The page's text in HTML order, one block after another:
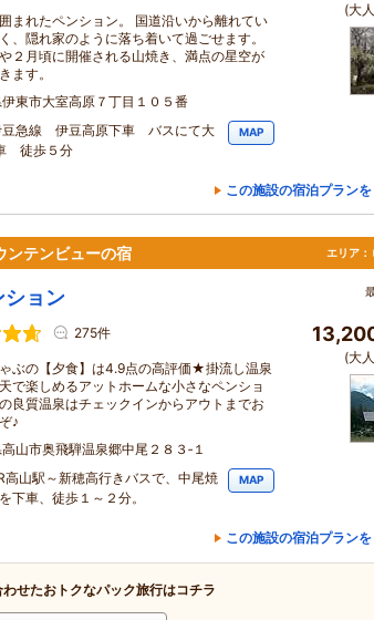
まれたペンション。 国道沿いから離れてい
、隠れ家のように落ち着いて過ごせます。
２月頃に開催される山焼き、満点の星空が
ます。
東市大室高原７丁目１０５番
豆急線 伊豆高原下車 バスにて大
徒歩５分
MAP
(大
この施設の宿泊プラン
ンテンビューの宿 エリア：
ション
275件
ぶの【夕食】は4.9点の高評価★掛流し温泉
で楽しめるアットホームな小さなペンショ
良質温泉はチェックインからアウトまでお
♪
山市奥飛騨温泉郷中尾２８３‐１
高山駅～新穂高行きバスで、中尾焼
下車、徒歩１～２分。
MAP
(大
この施設の宿泊プラン
せたおトクなパック旅行はコチラ